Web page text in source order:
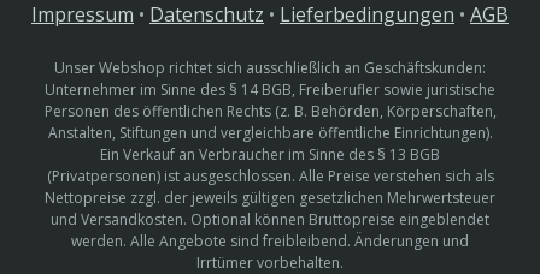
Impressum • Datenschutz • Lieferbedingungen • AGB
Unser Webshop richtet sich ausschließlich an Geschäftskunden:
Unternehmer im Sinne des § 14 BGB, Freiberufler sowie juristische
Personen des öffentlichen Rechts (z. B. Behörden, Körperschaften,
Anstalten, Stiftungen und vergleichbare öffentliche Einrichtungen).
Ein Verkauf an Verbraucher im Sinne des § 13 BGB
(Privatpersonen) ist ausgeschlossen. Alle Preise verstehen sich als
Nettopreise zzgl. der jeweils gültigen gesetzlichen Mehrwertsteuer
und Versandkosten. Optional können Bruttopreise eingeblendet
werden. Alle Angebote sind freibleibend. Änderungen und
Irrtümer vorbehalten.